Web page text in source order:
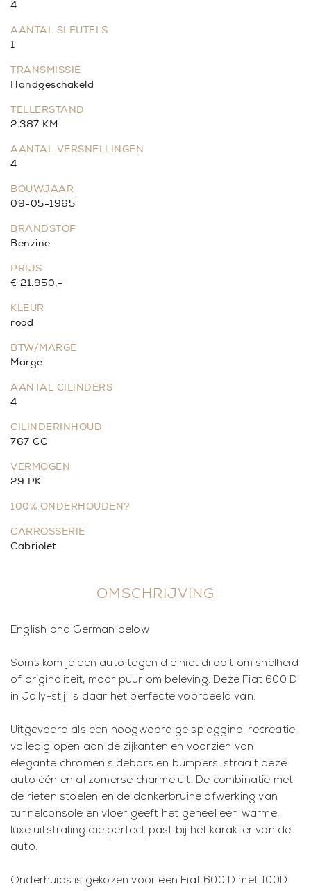
4
AANTAL SLEUTELS
1
TRANSMISSIE
Handgeschakeld
TELLERSTAND
2.387 KM
AANTAL VERSNELLINGEN
4
BOUWJAAR
09-05-1965
BRANDSTOF
Benzine
PRIJS
€ 21.950,-
KLEUR
rood
BTW/MARGE
Marge
AANTAL CILINDERS
4
CILINDERINHOUD
767 CC
VERMOGEN
29 PK
100% ONDERHOUDEN?
CARROSSERIE
Cabriolet
OMSCHRIJVING
English and German below
Soms kom je een auto tegen die niet draait om snelheid
of originaliteit, maar puur om beleving. Deze Fiat 600 D
in Jolly-stijl is daar het perfecte voorbeeld van.
Uitgevoerd als een hoogwaardige spiaggina-recreatie,
volledig open aan de zijkanten en voorzien van
elegante chromen sidebars en bumpers, straalt deze
auto één en al zomerse charme uit. De combinatie met
de rieten stoelen en de donkerbruine afwerking van
tunnelconsole en vloer geeft het geheel een warme,
luxe uitstraling die perfect past bij het karakter van de
auto.
Onderhuids is gekozen voor een Fiat 600 D met 100D